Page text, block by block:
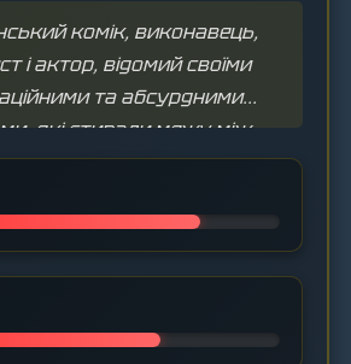
комік, виконавець,
і актор, відомий своїми
та абсурдними
які стирали межу між
та вигадкою.